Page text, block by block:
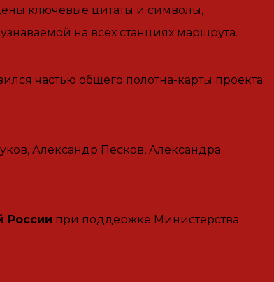
ключевые цитаты и символы,
на всех станциях маршрута.
частью общего полотна-карты проекта.
Александр Песков, Александра
России при поддержке Министерства